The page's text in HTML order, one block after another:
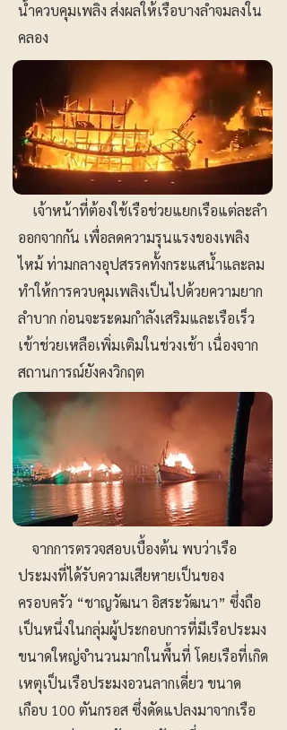
น้ำควบคุมเพลิง ส่งผลให้เรือบางลำจมลงใน
คลอง
เจ้าหน้าที่ต้องใช้เรือช่วยแยกเรือแต่ละลำ
ออกจากกัน เพื่อลดความรุนแรงของเพลิง
ไหม้ ท่ามกลางอุปสรรคทั้งกระแสน้ำและลม
ทำให้การควบคุมเพลิงเป็นไปด้วยความยาก
ลำบาก ก่อนจะระดมกำลังเสริมและเรือเร็ว
เข้าช่วยเหลือเพิ่มเติมในช่วงเช้า เนื่องจาก
สถานการณ์ยังคงวิกฤต
จากการตรวจสอบเบื้องต้น พบว่าเรือ
ประมงที่ได้รับความเสียหายเป็นของ
ครอบครัว “ชาญวัฒนา อิสระวัฒนา” ซึ่งถือ
เป็นหนึ่งในกลุ่มผู้ประกอบการที่มีเรือประมง
ขนาดใหญ่จำนวนมากในพื้นที่ โดยเรือที่เกิด
เหตุเป็นเรือประมงอวนลากเดี่ยว ขนาด
เกือบ 100 ตันกรอส ซึ่งดัดแปลงมาจากเรือ